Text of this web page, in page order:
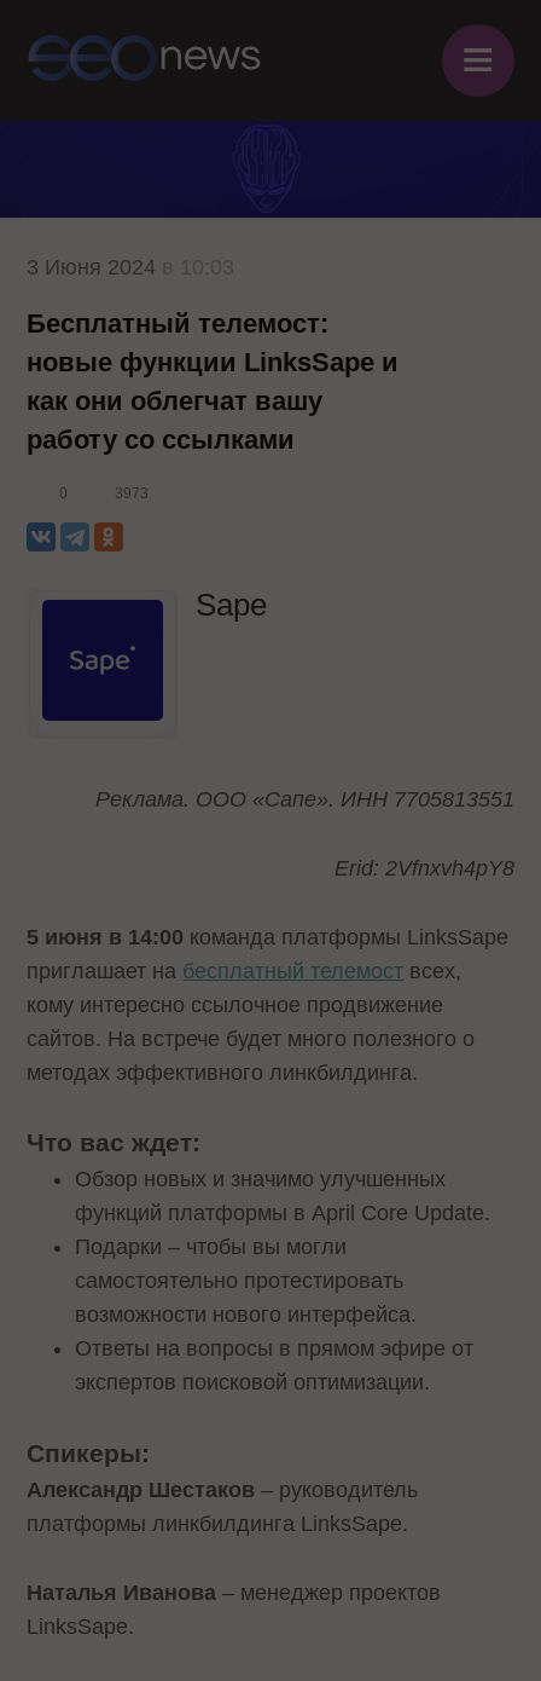
≡
3 Июня 2024
Бесплатный телемост:
новые функции LinksSape и
как они облегчат вашу
работу со ссылками
0 3973
Sape
Реклама. ООО «Сапе». ИНН 7705813551
Erid: 2Vfnxvh4pY8
5 июня в 14:00 команда платформы LinksSape
приглашает на бесплатный телемост всех,
кому интересно ссылочное продвижение
сайтов. На встрече будет много полезного о
методах эффективного линкбилдинга.
Что вас ждет:
Обзор новых и значимо улучшенных
функций платформы в April Core Update.
Подарки – чтобы вы могли
самостоятельно протестировать
возможности нового интерфейса.
Ответы на вопросы в прямом эфире от
экспертов поисковой оптимизации.
Спикеры:
Александр Шестаков – руководитель
платформы линкбилдинга LinksSape.
Наталья Иванова – менеджер проектов
LinksSape.